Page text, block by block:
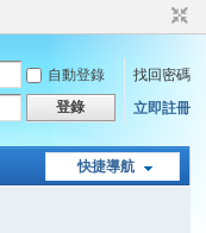
自動登錄
找回密碼
登錄 立即註冊
快捷導航